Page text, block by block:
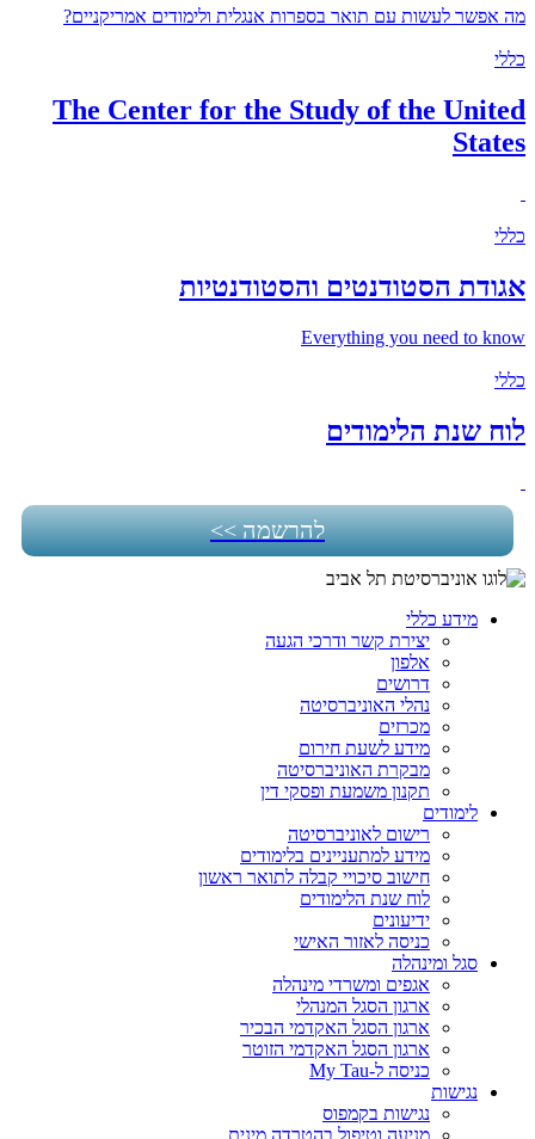
מה אפשר לעשות עם תואר בספרות אנגלית ולימודים אמריקניים?
כללי
The Center for the Study of the United
States
כללי
אגודת הסטודנטים והסטודנטיות
Everything you need to know
כללי
לוח שנת הלימודים
להרשמה >>
מידע כללי
יצירת קשר ודרכי הגעה
אלפון
דרושים
נהלי האוניברסיטה
מכרזים
מידע לשעת חירום
מבקרת האוניברסיטה
תקנון משמעת ופסקי דין
לימודים
רישום לאוניברסיטה
מידע למתעניינים בלימודים
חישוב סיכויי קבלה לתואר ראשון
לוח שנת הלימודים
ידיעונים
כניסה לאזור האישי
סגל ומינהלה
אגפים ומשרדי מינהלה
ארגון הסגל המנהלי
ארגון הסגל האקדמי הבכיר
ארגון הסגל האקדמי הזוטר
כניסה ל-My Tau
נגישות
נגישות בקמפוס
מניעה וטיפול בהטרדה מינית